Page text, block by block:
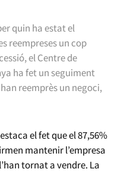
quin ha estat el
reempreses un cop
el Centre de
ha fet un seguiment
reemprès un negoci,
el fet que el 87,56%
mantenir l’empresa
tornat a vendre. La